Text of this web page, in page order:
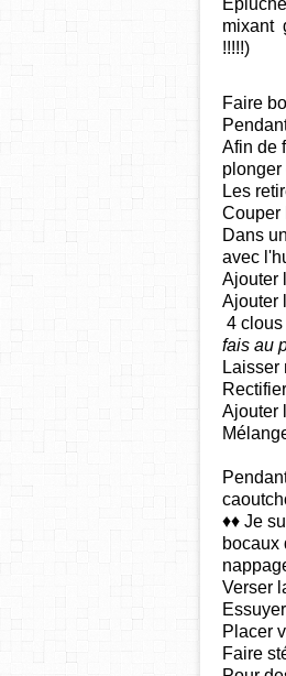
mixant
!!!!!)
Faire
Afin de
Les
Couper
Dans
avec
Ajouter
Ajouter
4
fais au
Laisser
Ajouter
♦♦ Je
bocaux
Verser
Placer
Faire